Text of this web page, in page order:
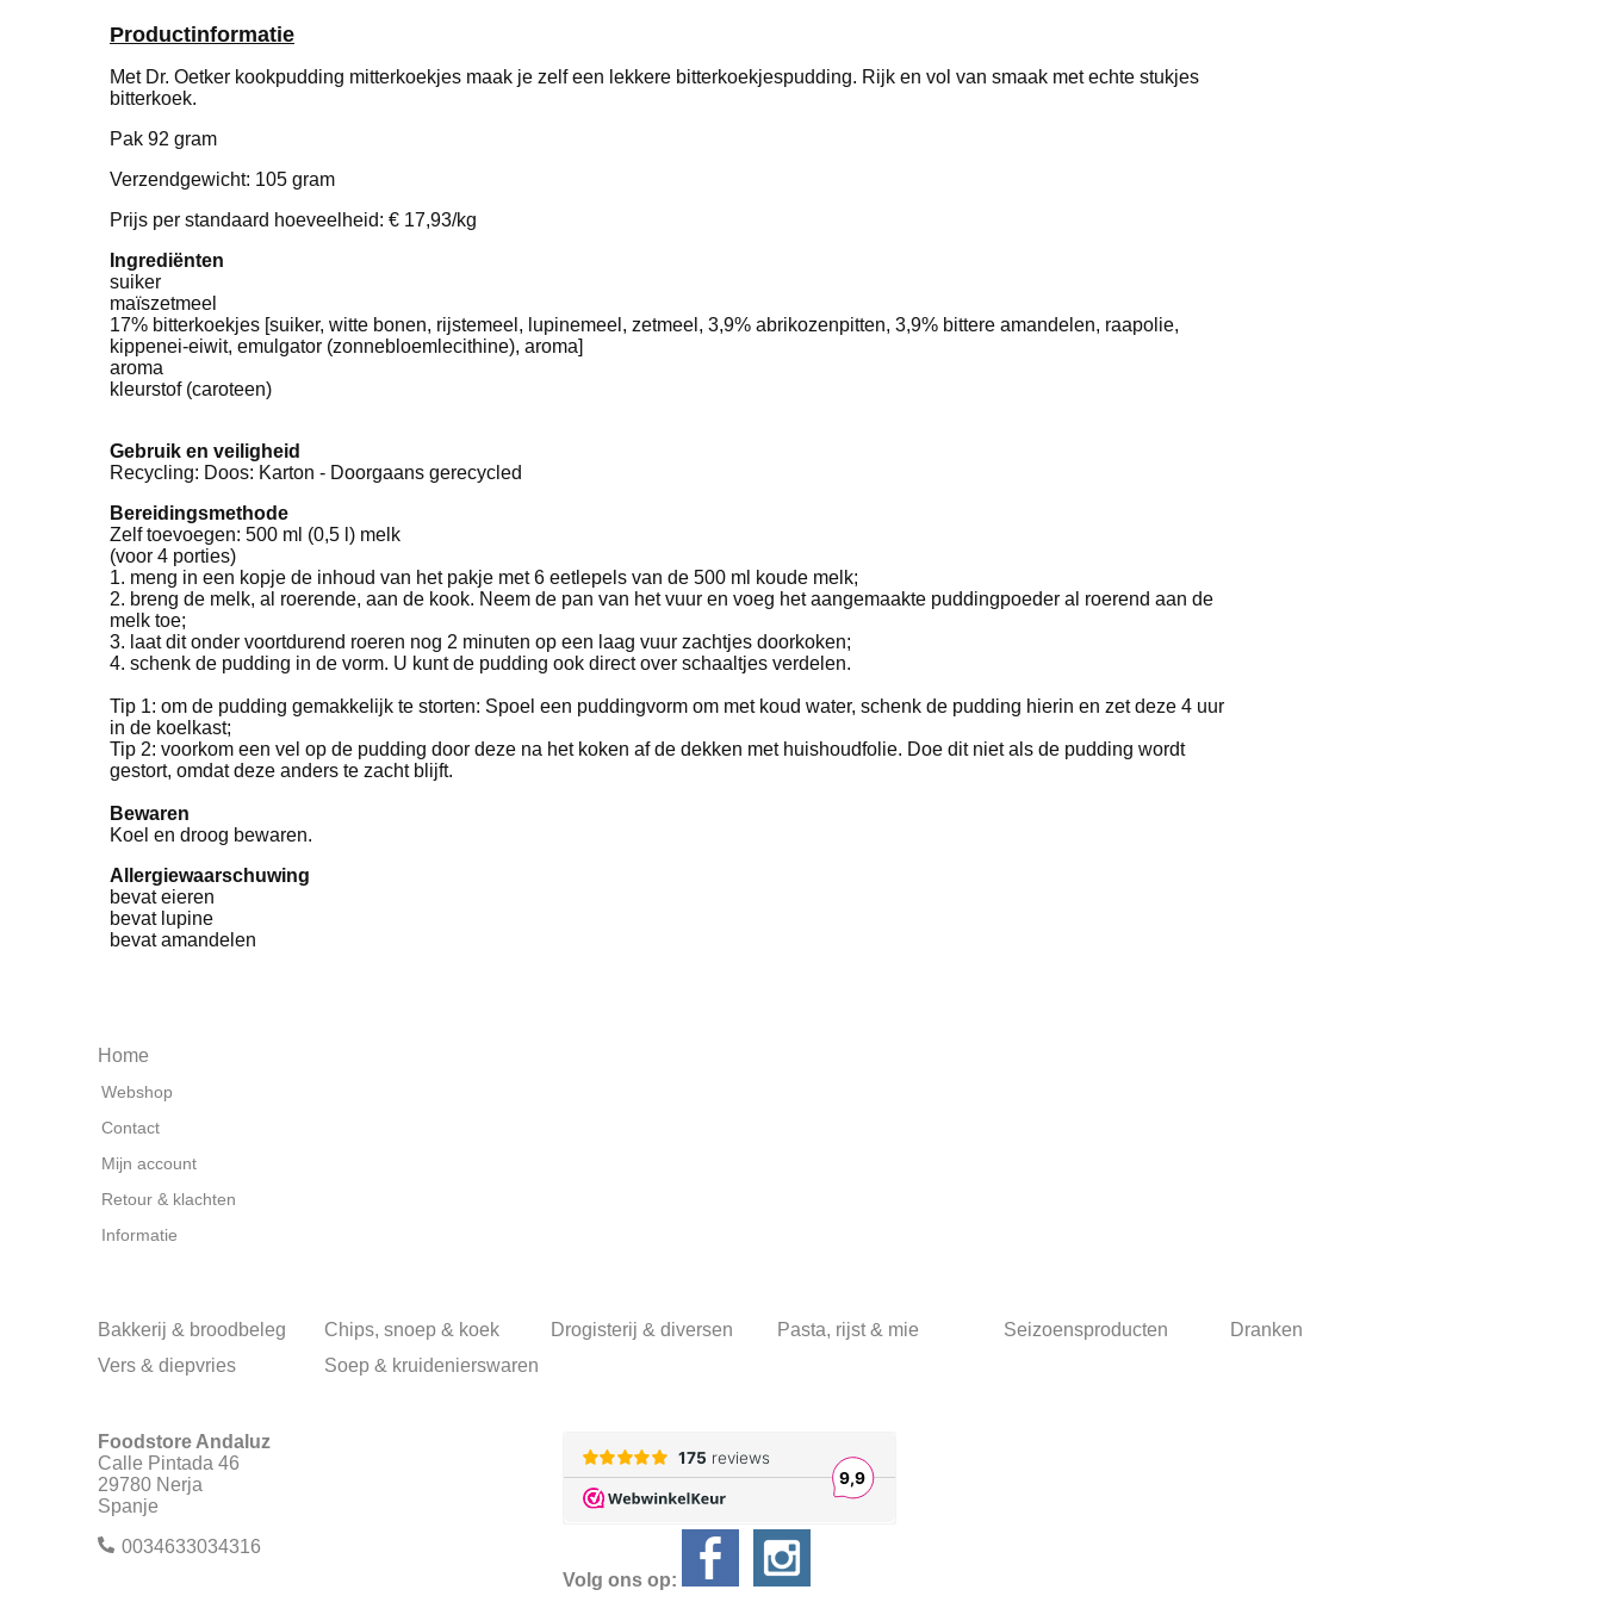
Productinformatie
Met Dr. Oetker kookpudding mitterkoekjes maak je zelf een lekkere bitterkoekjespudding. Rijk en vol van smaak met echte stukjes
bitterkoek.
Pak 92 gram
Verzendgewicht: 105 gram
Prijs per standaard hoeveelheid: € 17,93/kg
Ingrediënten
suiker
maïszetmeel
17% bitterkoekjes [suiker, witte bonen, rijstemeel, lupinemeel, zetmeel, 3,9% abrikozenpitten, 3,9% bittere amandelen, raapolie,
kippenei-eiwit, emulgator (zonnebloemlecithine), aroma]
aroma
kleurstof (caroteen)
Gebruik en veiligheid
Recycling: Doos: Karton - Doorgaans gerecycled
Bereidingsmethode
Zelf toevoegen: 500 ml (0,5 l) melk
(voor 4 porties)
1. meng in een kopje de inhoud van het pakje met 6 eetlepels van de 500 ml koude melk;
2. breng de melk, al roerende, aan de kook. Neem de pan van het vuur en voeg het aangemaakte puddingpoeder al roerend aan de
melk toe;
3. laat dit onder voortdurend roeren nog 2 minuten op een laag vuur zachtjes doorkoken;
4. schenk de pudding in de vorm. U kunt de pudding ook direct over schaaltjes verdelen.
Tip 1: om de pudding gemakkelijk te storten: Spoel een puddingvorm om met koud water, schenk de pudding hierin en zet deze 4 uur
in de koelkast;
Tip 2: voorkom een vel op de pudding door deze na het koken af de dekken met huishoudfolie. Doe dit niet als de pudding wordt
gestort, omdat deze anders te zacht blijft.
Bewaren
Koel en droog bewaren.
Allergiewaarschuwing
bevat eieren
bevat lupine
bevat amandelen
Home
Webshop
Contact
Mijn account
Retour & klachten
Informatie
Bakkerij & broodbeleg Chips, snoep & koek Drogisterij & diversen Pasta, rijst & mie Seizoensproducten
Dranken
Vers & diepvries
Soep & kruidenierswaren
Foodstore Andaluz
Calle Pintada 46
29780 Nerja
Spanje
0034633034316
Volg ons op: